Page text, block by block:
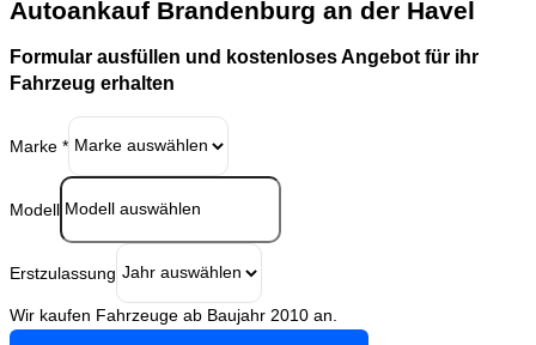
Autoankauf Brandenburg an der Havel
Formular ausfüllen und kostenloses Angebot für ihr
Fahrzeug erhalten
Marke *
Modell
Erstzulassung
Wir kaufen Fahrzeuge ab Baujahr 2010 an.